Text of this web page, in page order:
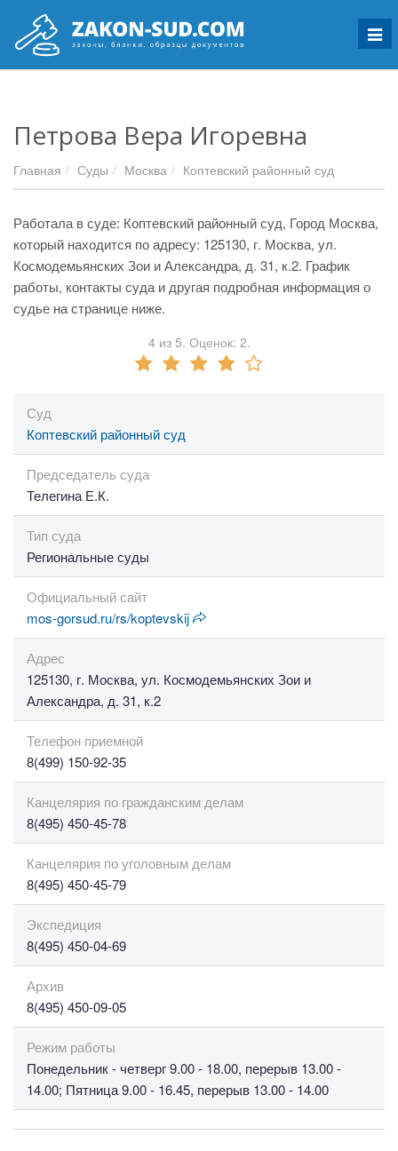
Петрова Вера Игоревна
Главная Суды Москва Коптевский районный суд
Работала в суде: Коптевский районный суд, Город Москва,
который находится по адресу: 125130, г. Москва, ул.
Космодемьянских Зои и Александра, д. 31, к.2. График
работы, контакты суда и другая подробная информация о
судье на странице ниже.
4из 5. Оценок: 2.
Суд
Коптевский районный суд
Председатель суда
Телегина Е.К.
Тип суда
Региональные суды
Официальный сайт
mos-gorsud.ru/rs/koptevskij
Адрес
125130, г. Москва, ул. Космодемьянских Зои и
Александра, д. 31, к.2
Телефон приемной
8(499) 150-92-35
Канцелярия по гражданским делам
8(495) 450-45-78
Канцелярия по уголовным делам
8(495) 450-45-79
Экспедиция
8(495) 450-04-69
Архив
8(495) 450-09-05
Режим работы
Понедельник - четверг 9.00 - 18.00, перерыв 13.00 -
14.00; Пятница 9.00 - 16.45, перерыв 13.00 - 14.00